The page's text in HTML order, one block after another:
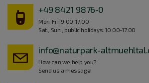
+49 8421 9876-0
Mon-Fri: 9:00-17:00
Sat., Sun., public holidays: 10:00-17:00
info@naturpark-
How can we help you?
Send us a message!